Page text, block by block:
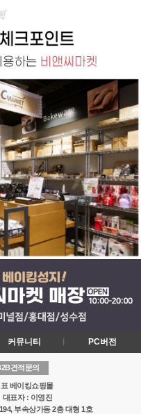
커뮤니티 PC버전
견적문의
베이킹쇼핑몰
대표자 : 이영진
부속상가동 2층 대형 1호